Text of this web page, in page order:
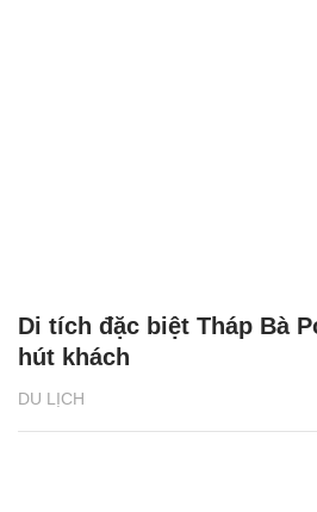
DU LỊCH
Di tích đặc biệt Tháp Bà
hút khách